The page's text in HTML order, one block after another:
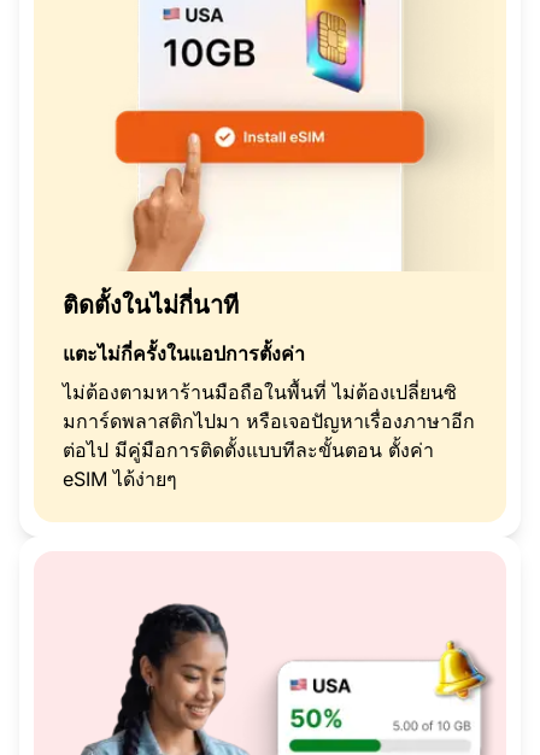
ติดตั้งในไม่กี่นาที
แตะไม่กี่ครั้งในแอปการตั้งค่า
ไม่ต้องตามหาร้านมือถือในพื้นที่ ไม่ต้องเปลี่ยนซิ
มการ์ดพลาสติกไปมา หรือเจอปัญหาเรื่องภาษาอีก
ต่อไป มีคู่มือการติดตั้งแบบทีละขั้นตอน ตั้งค่า
eSIM ได้ง่ายๆ